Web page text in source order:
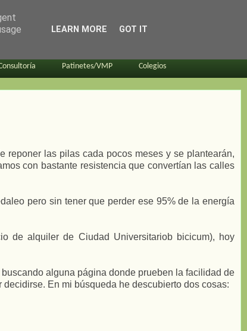
Patinetes/VMP Colegios
reponer las pilas cada pocos meses y se plantearán,
con bastante resistencia que convertían las calles
pero sin tener que perder ese 95% de la energía
de alquiler de Ciudad Universitariob bicicum), hoy
alguna página donde prueben la facilidad de
En mi búsqueda he descubierto dos cosas:
LEARN MORE GOT IT